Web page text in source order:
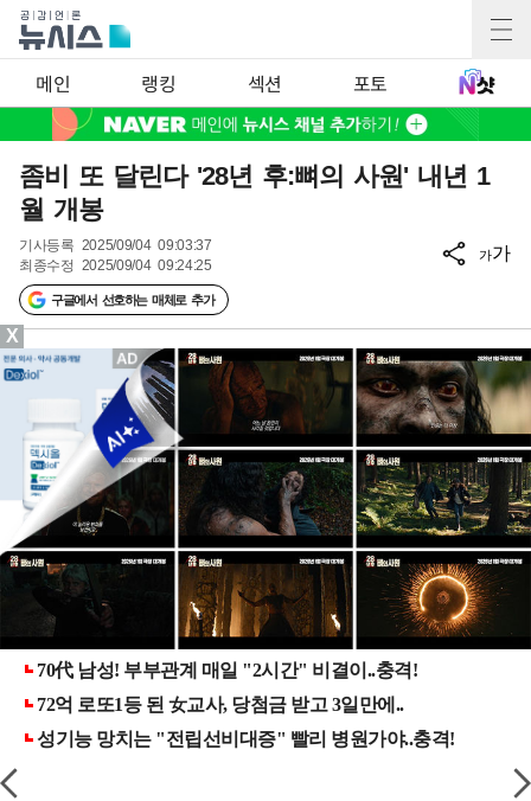
메인 랭킹 섹션 포토
좀비 또 달린다 '28년 후:뼈의 사원' 내년 1
월 개봉
기사등록 2025/09/04 09:03:37
최종수정 2025/09/04 09:24:25
구글에서 선호하는 매체로 추가
가가
X